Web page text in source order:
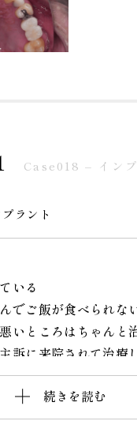
Case018 – イン
ラント
いる
でご飯が食べられな
いところはちゃんと
訴に来院されて治療
いました。
続きを読む